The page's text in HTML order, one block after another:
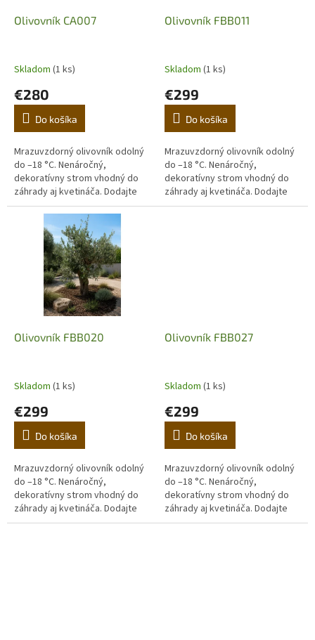
Olivovník CA007
Skladom (1 ks)
€280
Do košíka
Mrazuvzdorný olivovník odolný
do –18 °C. Nenáročný,
dekoratívny strom vhodný do
záhrady aj kvetináča. Dodajte
domovu stredomorskú
atmosféru. (Prvá fotografia je
ilustračná,...
Olivovník FBB011
Skladom (1 ks)
€299
Do košíka
Mrazuvzdorný olivovník odolný
do –18 °C. Nenáročný,
dekoratívny strom vhodný do
záhrady aj kvetináča. Dodajte
domovu stredomorskú
Olivovník FBB020
Skladom (1 ks)
€299
Do košíka
Mrazuvzdorný olivovník odolný
do –18 °C. Nenáročný,
dekoratívny strom vhodný do
záhrady aj kvetináča. Dodajte
domovu stredomorskú
Olivovník FBB027
Skladom (1 ks)
€299
Do košíka
Mrazuvzdorný olivovník odolný
do –18 °C. Nenáročný,
dekoratívny strom vhodný do
záhrady aj kvetináča. Dodajte
domovu stredomorskú